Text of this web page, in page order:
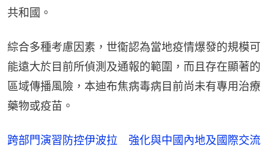
共和國。
綜合多種考慮因素，世衞認為當地疫情爆發的規模可
能遠大於目前所偵測及通報的範圍，而且存在顯著的
區域傳播風險，本迪布焦病毒病目前尚未有專用治療
藥物或疫苗。
跨部門演習防控伊波拉 強化與中國內地及國際交流